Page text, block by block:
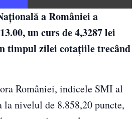
a României a
un curs de4,3287 lei
timpul zilei cotaţiile trecând
României, indicele SMI al
la nivelul de 8.858,20 puncte,